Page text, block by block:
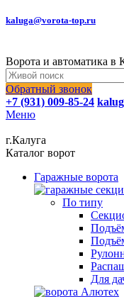
kaluga@vorota-top.ru
Ворота и автоматика в
Обратный звонок
+7 (931) 009-85-24
Меню
г.Калуга
Каталог ворот
Гаражные ворота
По типу
Для